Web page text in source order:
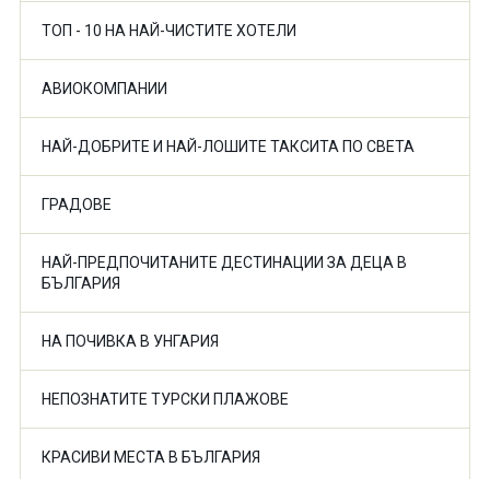
ТОП - 10 НА НАЙ-ЧИСТИТЕ ХОТЕЛИ
АВИОКОМПАНИИ
НАЙ-ДОБРИТЕ И НАЙ-ЛОШИТЕ ТАКСИТА ПО СВЕТА
ГРАДОВЕ
НАЙ-ПРЕДПОЧИТАНИТЕ ДЕСТИНАЦИИ ЗА ДЕЦА В
БЪЛГАРИЯ
НА ПОЧИВКА В УНГАРИЯ
НЕПОЗНАТИТЕ ТУРСКИ ПЛАЖОВЕ
КРАСИВИ МЕСТА В БЪЛГАРИЯ